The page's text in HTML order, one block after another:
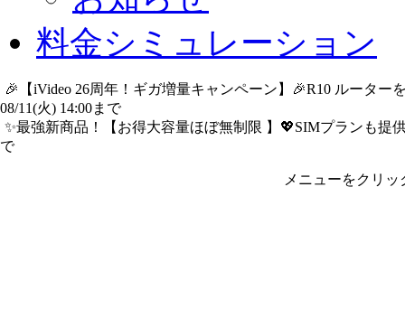
料金シミュレーション
🎉【iVideo 26周年！ギガ増量キャンペーン】🎉R10 ルータ
08/11(火) 14:00まで
✨️最強新商品！【お得大容量ほぼ無制限 】💖SIMプランも提
で
メニューをクリ